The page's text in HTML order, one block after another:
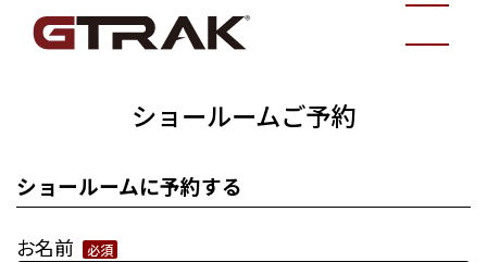
ショールームご予約
ショールームに予約する
お名前 必須